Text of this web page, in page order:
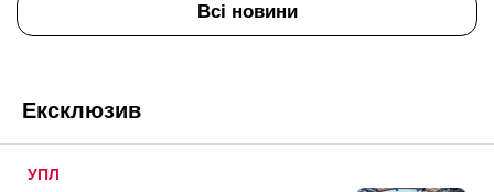
Всі новини
Ексклюзив
УПЛ